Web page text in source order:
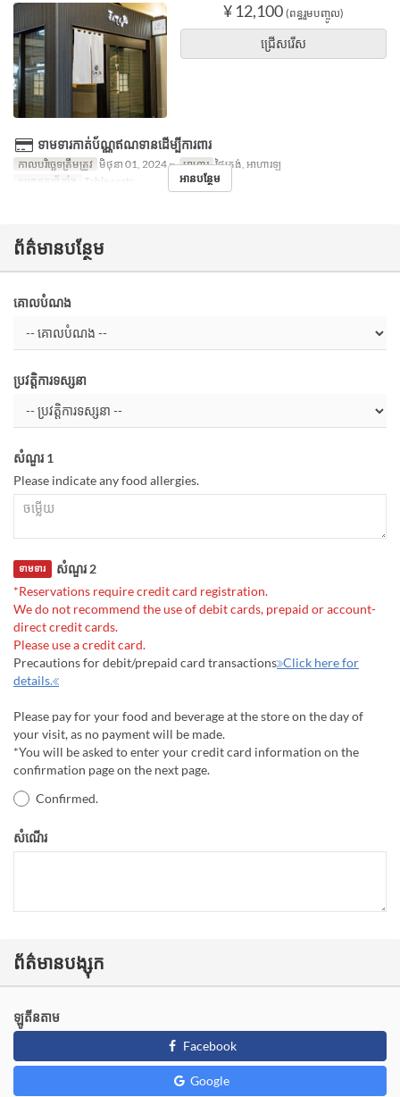
¥ 12,100 (ពន្ធរួមបញ្ចូល)
ជ្រើសរើស
ទាមទារកាត់ប័ណ្ណឥណទានដើម្បីការពារ
កាលបរិច្ឆេទត្រឹមត្រូវ មិថុនា 01, 2024 ~ អាហារ ថ្ងៃត្រង់, អាហារឡ
ប្រភេទកន្រ្ត័តាំង
Table seats អានបន្ថែម
ព័ត៌មានបន្ថែម
គោលបំណង
ប្រវត្តិការទស្សនា
សំណួរ 1
Please indicate any food allergies.
សំណួរ 2
ទាមទារ
*Reservations require credit card registration.
We do not recommend the use of debit cards, prepaid or account-
direct credit cards.
Please use a credit card.
Precautions for debit/prepaid card transactions≫Click here for
details.≪
Please pay for your food and beverage at the store on the day of
your visit, as no payment will be made.
*You will be asked to enter your credit card information on the
confirmation page on the next page.
Confirmed.
សំណើរ
ព័ត៌មានបង្សុក
ឡូតីនតាម
Facebook
Google